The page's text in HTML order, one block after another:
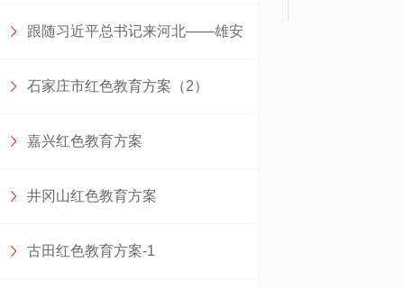
跟随习近平总书记来河北——雄安
石家庄市红色教育方案（2）
嘉兴红色教育方案
井冈山红色教育方案
古田红色教育方案-1